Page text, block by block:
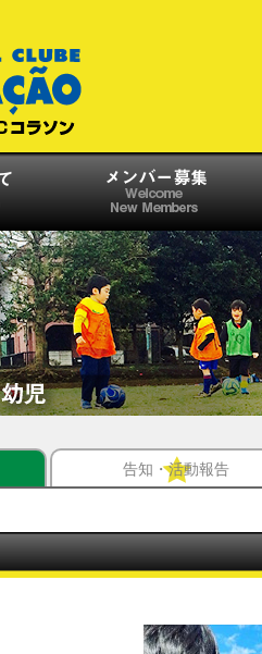
告知・活動報告